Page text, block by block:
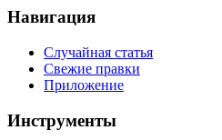
Навигация
Случайная статья
Свежие правки
Приложение
Инструменты